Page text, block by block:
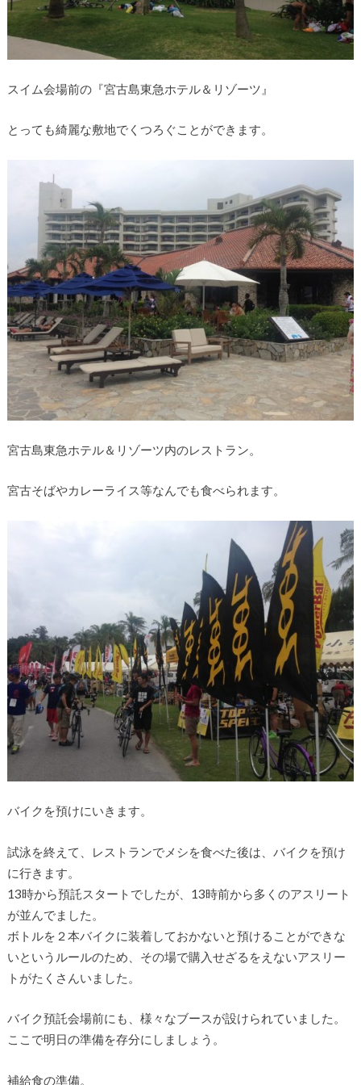
スイム会場前の『宮古島東急ホテル＆リゾーツ』
とっても綺麗な敷地でくつろぐことができます。
宮古島東急ホテル＆リゾーツ内のレストラン。
宮古そばやカレーライス等なんでも食べられます。
バイクを預けにいきます。
試泳を終えて、レストランでメシを食べた後は、バイクを預け
に行きます。
13時から預託スタートでしたが、13時前から多くのアスリート
が並んでました。
ボトルを２本バイクに装着しておかないと預けることができな
いというルールのため、その場で購入せざるをえないアスリー
トがたくさんいました。
バイク預託会場前にも、様々なブースが設けられていました。
ここで明日の準備を存分にしましょう。
補給食の準備。